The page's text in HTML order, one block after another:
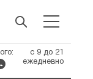
с 9 до 21
ежедневно